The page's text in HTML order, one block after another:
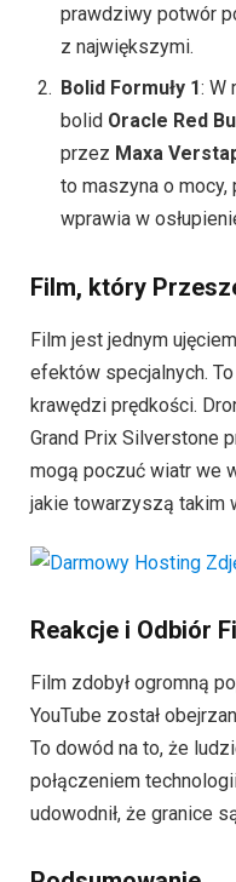
prawdziwy potwór
z największymi.
Bolid Formuły 1: W
bolid Oracle Red
przez Maxa
to maszyna o
wprawia w
Film, który
Film jest jednym
efektów specjalnych.
krawędzi prędkości.
Grand Prix Silverstone
mogą poczuć wiatr we
jakie towarzyszą takim
Reakcje i Odbiór
Film zdobył ogromną
YouTube został
To dowód na to, że
połączeniem
udowodnił, że granice